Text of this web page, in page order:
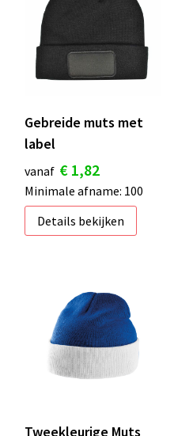
Gebreide muts met
label
vanaf € 1,82
Minimale afname: 100
Details bekijken
Tweekleurige Muts